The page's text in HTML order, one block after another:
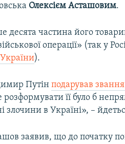
Олексієм Асташовим.
десята частина його
операції» (так у
).
Путінподарував
розформувати її було б
злочини в Україні», –
заявив, що до початку